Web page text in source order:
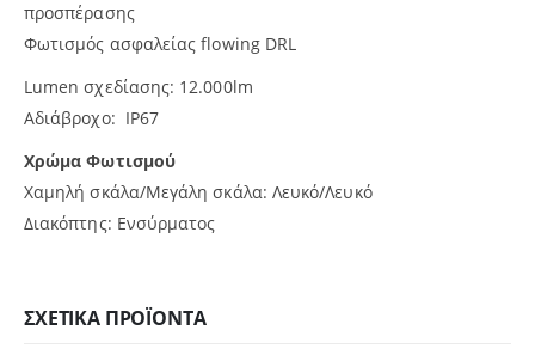
προσπέρασης
Φωτισμός ασφαλείας flowing DRL
Lumen σχεδίασης: 12.000lm
Αδιάβροχο: IP67
Χρώμα Φωτισμού
Χαμηλή σκάλα/Μεγάλη σκάλα: Λευκό/Λευκό
Διακόπτης: Ενσύρματος
ΣΧΕΤΙΚΆ ΠΡΟΪΌΝΤΑ